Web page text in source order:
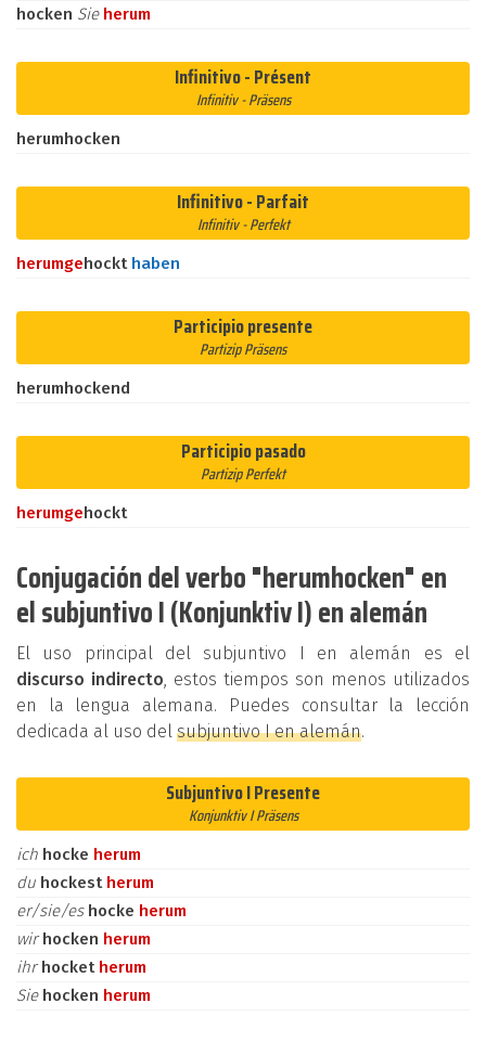
hocken Sie herum
Infinitivo - Présent
Infinitiv - Präsens
herumhocken
Infinitivo - Parfait
Infinitiv - Perfekt
herumgehockt haben
Participio presente
Partizip Präsens
herumhockend
Participio pasado
Partizip Perfekt
herumgehockt
Conjugación del verbo "herumhocken" en
el subjuntivo I (Konjunktiv I) en alemán
El uso principal del subjuntivo I en alemán es el
discurso indirecto, estos tiempos son menos utilizados
en la lengua alemana. Puedes consultar la lección
dedicada al uso del subjuntivo I en alemán.
Subjuntivo I Presente
Konjunktiv I Präsens
ich hocke herum
du hockest herum
er/sie/es hocke herum
wirhocken herum
ihrhocket herum
Sie hocken herum